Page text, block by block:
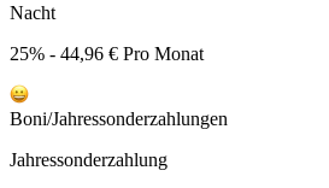
Nacht
25% - 44,96 € Pro Monat
Boni/Jahressonderzahlungen
Jahressonderzahlung